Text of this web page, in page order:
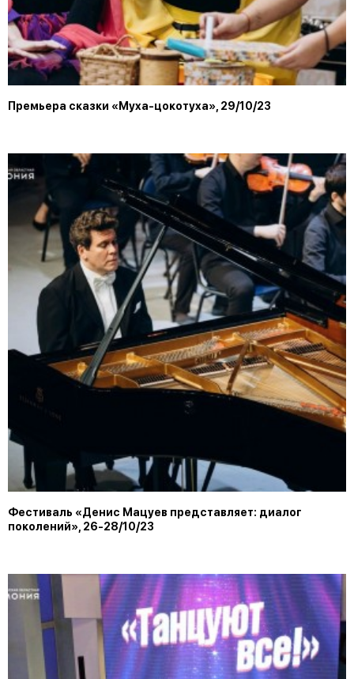
Премьера сказки «Муха-цокотуха», 29/10/23
Фестиваль «Денис Мацуев представляет: диалог
поколений», 26-28/10/23